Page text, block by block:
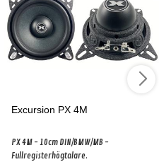
Excursion PX 4M
PX 4M - 10cm DIN/BMW/MB -
Fullregisterhögtalare.